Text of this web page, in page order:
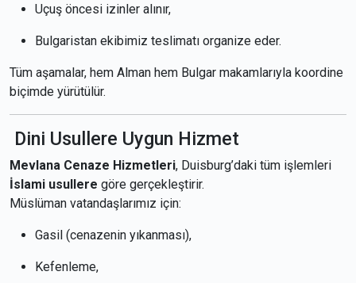
Uçuş öncesi izinler alınır,
Bulgaristan ekibimiz teslimatı organize eder.
Tüm aşamalar, hem Alman hem Bulgar makamlarıyla koordine
biçimde yürütülür.
Dini Usullere Uygun Hizmet
Mevlana Cenaze Hizmetleri, Duisburg’daki tüm işlemleri
İslami usullere göre gerçekleştirir.
Müslüman vatandaşlarımız için:
Gasil (cenazenin yıkanması),
Kefenleme,